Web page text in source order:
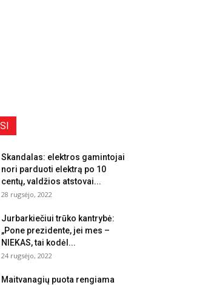
Skandalas: elektros gamintojai
nori parduoti elektrą po 10
centų, valdžios atstovai...
28 rugsėjo, 2022
Jurbarkiečiui trūko kantrybė:
„Pone prezidente, jei mes –
NIEKAS, tai kodėl...
24 rugsėjo, 2022
Maitvanagių puota rengiama